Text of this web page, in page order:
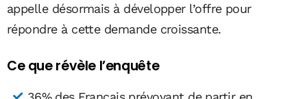
appelle désormais à développer l’offre pour
répondre à cette demande croissante.
Ce que révèle l’enquête